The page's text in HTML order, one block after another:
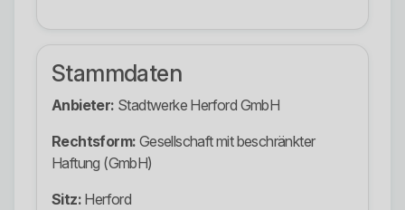
Stammdaten
Anbieter: Stadtwerke Herford GmbH
Rechtsform: Gesellschaft mit beschränkter
Haftung (GmbH)
Sitz: Herford